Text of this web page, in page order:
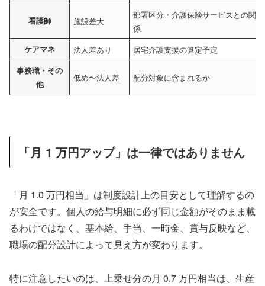
看護師 施設差大
部署区分・介護保険サービスとの関
係
ケアマネ 法人差あり 居宅介護支援の算定予定
事務職・その
他
低め〜法人差 配分対象に含まれるか
「月 1 万円アップ」は一律ではありません
「月 1.0 万円相当」は制度設計上の目安として理解するの
が安全です。個人の給与明細に必ず同じ金額がそのまま載
るわけではなく、基本給、手当、一時金、賞与反映など、
職場の配分設計によって見え方が変わります。
特に注意したいのは、上乗せ分の月 0.7 万円相当は、生産